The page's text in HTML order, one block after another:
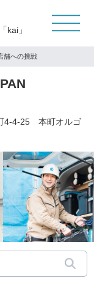
kai」
舗への挑戦
4-4-25 本町オルゴ